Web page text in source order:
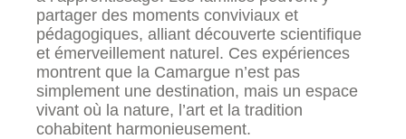
partager des moments conviviaux et
pédagogiques, alliant découverte scientifique
et émerveillement naturel. Ces expériences
montrent que la Camargue n’est pas
simplement une destination, mais un espace
vivant où la nature, l’art et la tradition
cohabitent harmonieusement.